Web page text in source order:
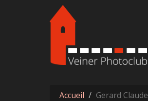
Aller au contenu principal
Accueil Gerard Claude